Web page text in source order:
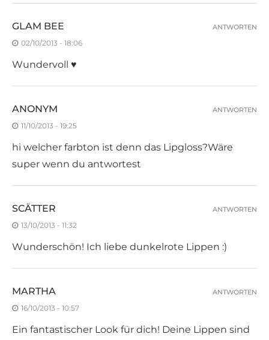
GLAM BEE
02/10/2013 - 18:06
Wundervoll ♥
ANTWORTEN
ANONYM
11/10/2013 - 19:25
hi welcher farbton ist denn das Lipgloss?Wäre
super wenn du antwortest
ANTWORTEN
SCÄTTER
13/10/2013 - 11:32
Wunderschön! Ich liebe dunkelrote Lippen :)
ANTWORTEN
MARTHA
16/10/2013 - 10:57
Ein fantastischer Look für dich! Deine Lippen sind
ANTWORTEN